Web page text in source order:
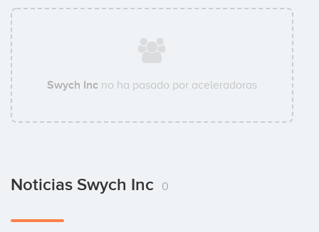
Swych Inc no ha pasado por aceleradoras
Noticias Swych Inc 0